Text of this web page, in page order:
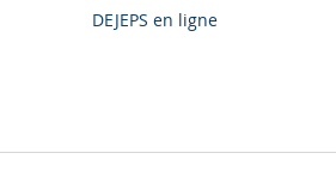
DEJEPS en ligne